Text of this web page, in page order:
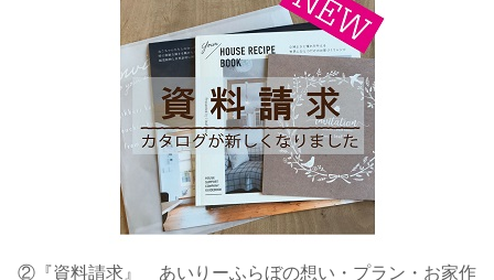
②『資料請求』 あいりーふらぼの想い・プラン・お家作